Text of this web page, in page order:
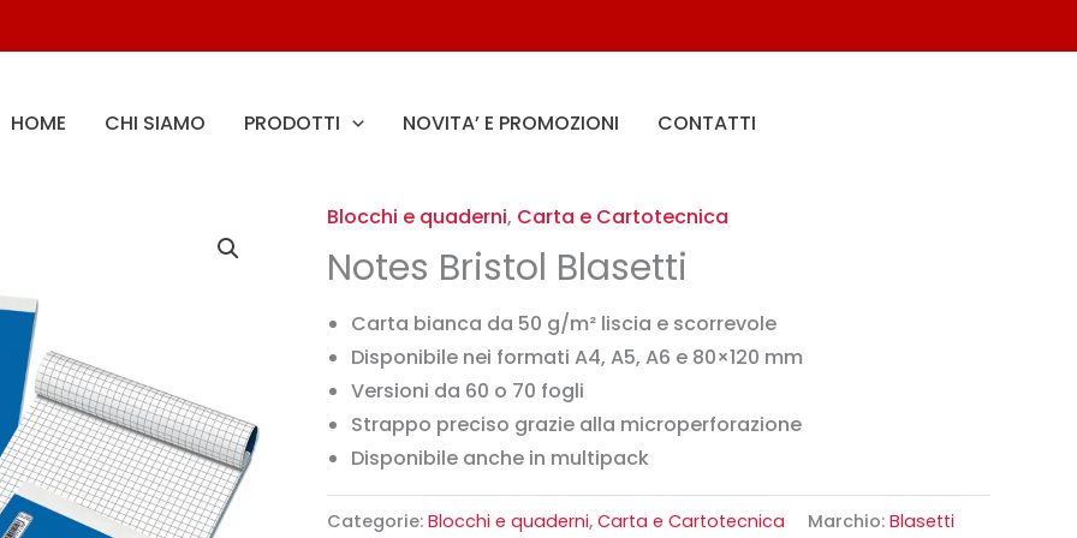
HOME CHI SIAMO PRODOTTI NOVITA’ E PROMOZIONI CONTATTI
Blocchi e quaderni, Carta e Cartotecnica
Notes Bristol Blasetti
Carta bianca da 50 g/m² liscia e scorrevole
Disponibile nei formati A4, A5, A6 e 80×120 mm
Versioni da 60 o 70 fogli
Strappo preciso grazie alla microperforazione
Disponibile anche in multipack
Categorie: Blocchi e quaderni, Carta e Cartotecnica Marchio: Blasetti